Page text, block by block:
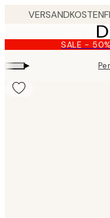
content.
SALE - 50%
▸